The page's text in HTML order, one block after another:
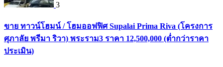
3
ขาย ทาวน์โฮมน์ / โฮมออฟฟิศ Supalai Prima Riva (โครงการ
ศุภาลัย พรีมา ริวา) พระราม3 ราคา 12,500,000 (ต่ำกว่าราคา
ประเมิน)